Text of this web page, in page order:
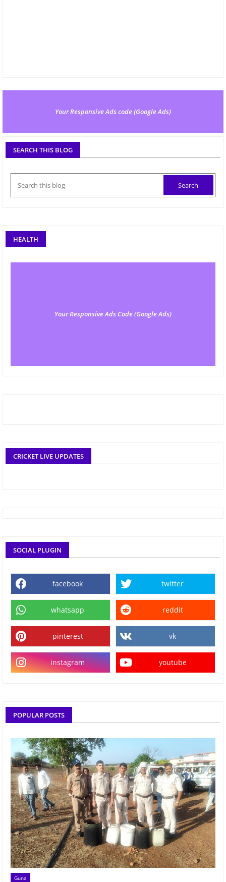
Your Responsive Ads code (Google Ads)
SEARCH THIS BLOG
HEALTH
Your Responsive Ads Code (Google Ads)
CRICKET LIVE UPDATES
SOCIAL PLUGIN
facebook twitter
whatsapp reddit
pinterest vk
instagram youtube
POPULAR POSTS
Guna